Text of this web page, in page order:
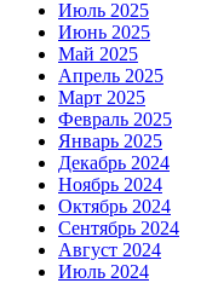
Июль 2025
Июнь 2025
Май 2025
Апрель 2025
Март 2025
Февраль 2025
Январь 2025
Декабрь 2024
Ноябрь 2024
Октябрь 2024
Сентябрь 2024
Август 2024
Июль 2024